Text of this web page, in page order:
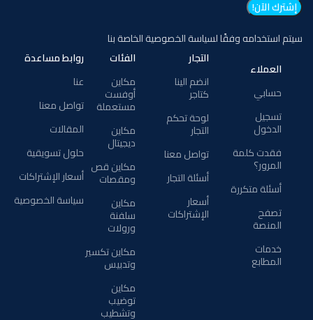
سيتم استخدامه وفقًا لسياسة الخصوصية الخاصة بنا
العملاء
حسابي
تسجيل
الدخول
فقدت كلمة
المرور؟
أسئلة متكررة
تصفح
المنصة
خدمات
المطابع
التجار
انضم الينا
كتاجر
لوحة تحكم
التجار
تواصل معنا
أسئلة التجار
أسعار
الإشتراكات
الفئات
مكاين
أوفست
مستعملة
مكاين
ديجيتال
مكاين قص
ومقصات
مكاين
سلفنة
ورولات
مكاين تكسير
وتدبيس
مكاين
توضيب
وتشطيب
روابط مساعدة
عنا
تواصل معنا
المقالات
حلول تسويقية
أسعار الإشتراكات
سياسة الخصوصية